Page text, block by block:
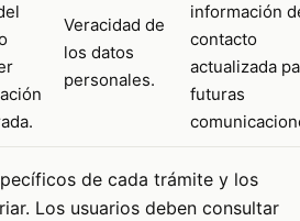
Veracidad de
los datos
personales.
información
contacto
actualizada
futuras
de cada trámite y los
Los usuarios deben consultar